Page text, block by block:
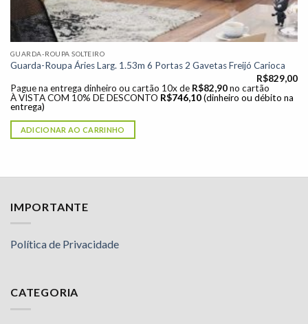
GUARDA-ROUPA SOLTEIRO
Guarda-Roupa Áries Larg. 1.53m 6 Portas 2 Gavetas Freijó Carioca
R$829,00
Pague na entrega dinheiro ou cartão 10x de R$82,90 no cartão
À VISTA COM 10% DE DESCONTO R$746,10 (dinheiro ou débito na
entrega)
ADICIONAR AO CARRINHO
IMPORTANTE
Política de Privacidade
CATEGORIA